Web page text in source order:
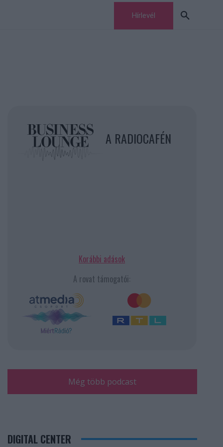
Hírlevél
A RADIOCAFÉN
Korábbi adások
A rovat támogatói:
Még több podcast
DIGITAL CENTER